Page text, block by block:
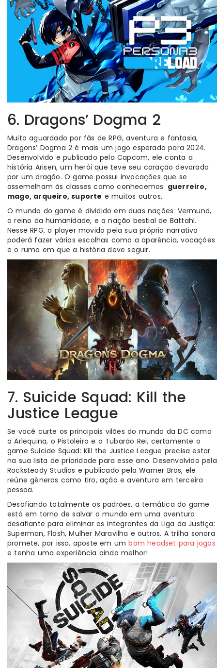
6. Dragons’ Dogma 2
Muito aguardado por fãs de RPG, aventura e fantasia,
Dragons’ Dogma 2 é mais um jogo esperado para 2024.
Desenvolvido e publicado pela Capcom, ele conta a
história Arisen, um herói que teve seu coração devorado
por um dragão. O game possui invocações que se
assemelham às classes como conhecemos: guerreiro,
mago, arqueiro, suporte e muitos outros.
O mundo do game é dividido em duas nações: Vermund,
o reino da humanidade, e a nação bestial de Battahl.
Nesse RPG, o player movido pela sua própria narrativa
poderá fazer várias escolhas como a aparência, vocações
e o rumo em que a história deve seguir.
7. Suicide Squad: Kill the
Justice League
Se você curte os principais vilões do mundo da DC como
a Arlequina, o Pistoleiro e o Tubarão Rei, certamente o
game Suicide Squad: Kill the Justice League precisa estar
na sua lista de prioridade para esse ano. Desenvolvido pela
Rocksteady Studios e publicado pela Warner Bros, ele
reúne gêneros como tiro, ação e aventura em terceira
pessoa.
Desafiando totalmente os padrões, a temática do game
está em torno de salvar o mundo em uma aventura
desafiante para eliminar os integrantes da Liga da Justiça:
Superman, Flash, Mulher Maravilha e outros. A trilha sonora
promete, por isso, aposte em umbom headset para jogos
e tenha uma experiência ainda melhor!